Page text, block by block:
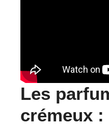
Les
crémeux